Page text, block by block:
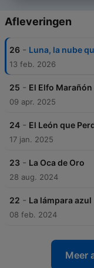
Afleveringen
26 - Luna, la nube
13 feb. 2026
25 - El Elfo Marañón
09 apr. 2025
24 - El León que
17 jan. 2025
23 - La Oca de Oro
28 aug. 2024
22 - La lámpara azul
08 feb. 2024
Meer